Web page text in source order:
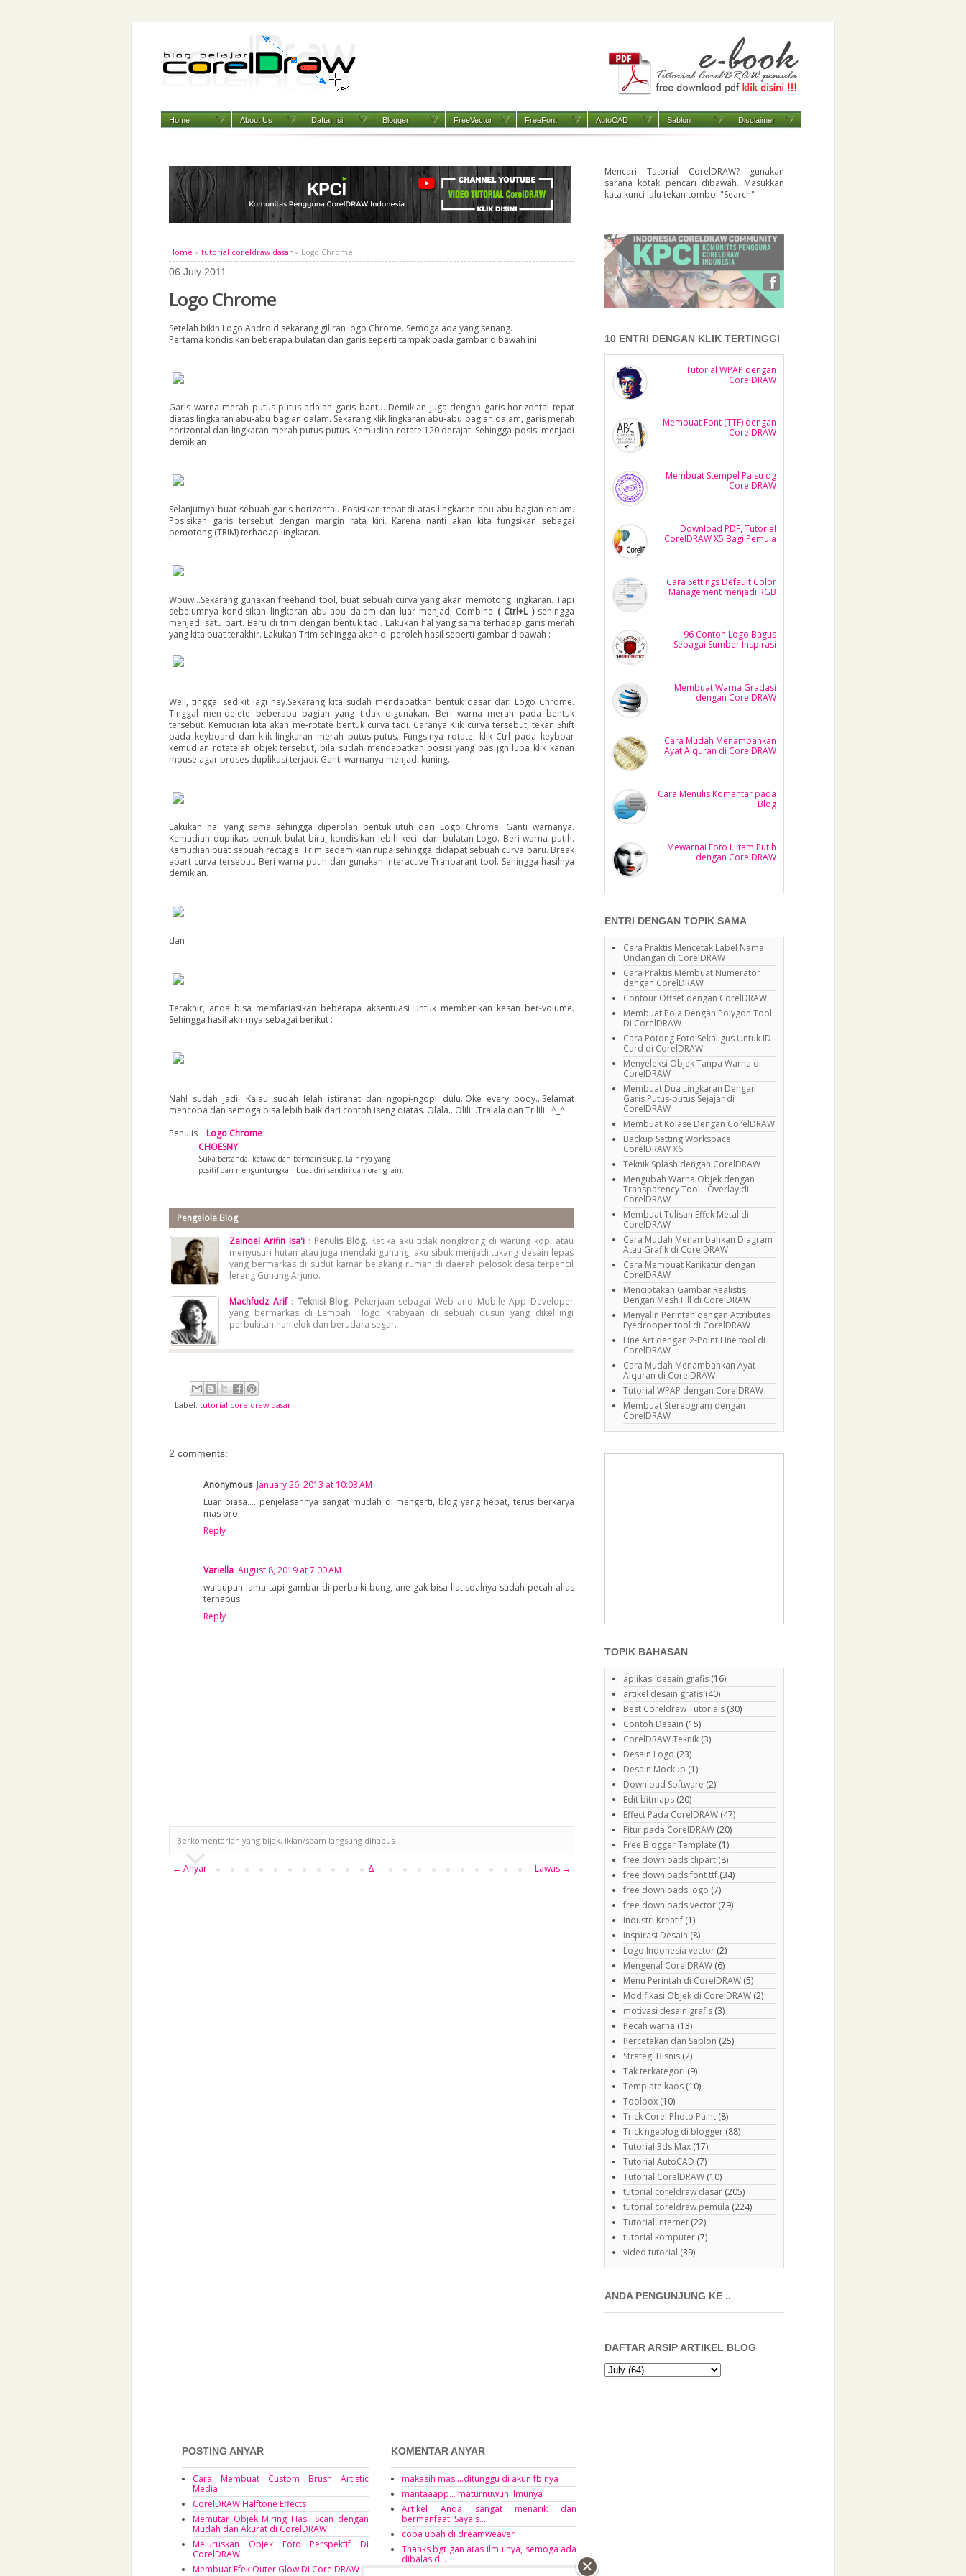
Home About Us Daftar Isi Blogger FreeVector FreeFont AutoCAD Sablon Disclaimer
Home » tutorial coreldraw dasar » Logo Chrome
06 July 2011
Logo Chrome
Setelah bikin Logo Android sekarang giliran logo Chrome. Semoga ada yang senang.
Pertama kondisikan beberapa bulatan dan garis seperti tampak pada gambar dibawah ini
Garis warna merah putus-putus adalah garis bantu. Demikian juga dengan garis horizontal tepat
diatas lingkaran abu-abu bagian dalam. Sekarang klik lingkaran abu-abu bagian dalam, garis merah
horizontal dan lingkaran merah putus-putus. Kemudian rotate 120 derajat. Sehingga posisi menjadi
demikian
Selanjutnya buat sebuah garis horizontal. Posisikan tepat di atas lingkaran abu-abu bagian dalam.
Posisikan garis tersebut dengan margin rata kiri. Karena nanti akan kita fungsikan sebagai
pemotong (TRIM) terhadap lingkaran.
Wouw...Sekarang gunakan freehand tool, buat sebuah curva yang akan memotong lingkaran. Tapi
sebelumnya kondisikan lingkaran abu-abu dalam dan luar menjadi Combine ( Ctrl+L ) sehingga
menjadi satu part. Baru di trim dengan bentuk tadi. Lakukan hal yang sama terhadap garis merah
yang kita buat terakhir. Lakukan Trim sehingga akan di peroleh hasil seperti gambar dibawah :
Well, tinggal sedikit lagi ney.Sekarang kita sudah mendapatkan bentuk dasar dari Logo Chrome.
Tinggal men-delete beberapa bagian yang tidak digunakan. Beri warna merah pada bentuk
tersebut. Kemudian kita akan me-rotate bentuk curva tadi. Caranya Klik curva tersebut, tekan Shift
pada keyboard dan klik lingkaran merah putus-putus. Fungsinya rotate, klik Ctrl pada keyboar
kemudian rotatelah objek tersebut, bila sudah mendapatkan posisi yang pas jgn lupa klik kanan
mouse agar proses duplikasi terjadi. Ganti warnanya menjadi kuning.
Lakukan hal yang sama sehingga diperolah bentuk utuh dari Logo Chrome. Ganti warnanya.
Kemudian duplikasi bentuk bulat biru, kondisikan lebih kecil dari bulatan Logo. Beri warna putih.
Kemudian buat sebuah rectagle. Trim sedemikian rupa sehingga didapat sebuah curva baru. Break
apart curva tersebut. Beri warna putih dan gunakan Interactive Tranparant tool. Sehingga hasilnya
demikian.
dan
Terakhir, anda bisa memfariasikan beberapa aksentuasi untuk memberikan kesan ber-volume.
Sehingga hasil akhirnya sebagai berikut :
Nah! sudah jadi. Kalau sudah lelah istirahat dan ngopi-ngopi dulu..Oke every body...Selamat
mencoba dan semoga bisa lebih baik dari contoh iseng diatas. Olala...Olili...Tralala dan Trilili.. ^_^
Penulis : Logo Chrome
CHOESNY
Suka bercanda, ketawa dan bermain sulap. Lainnya yang
positif dan menguntungkan buat diri sendiri dan orang lain.
Pengelola Blog
Zainoel Arifin Isa'i : Penulis Blog. Ketika aku tidak nongkrong di warung kopi atau
menyusuri hutan atau juga mendaki gunung, aku sibuk menjadi tukang desain lepas
yang bermarkas di sudut kamar belakang rumah di daerah pelosok desa terpencil
lereng Gunung Arjuno.
Machfudz Arif : Teknisi Blog. Pekerjaan sebagai Web and Mobile App Developer
yang bermarkas di Lembah Tlogo Krabyaan di sebuah dusun yang dikelilingi
perbukitan nan elok dan berudara segar.
Label: tutorial coreldraw dasar
2 comments:
Anonymous January 26, 2013 at 10:03 AM
Luar biasa.... penjelasannya sangat mudah di mengerti, blog yang hebat, terus berkarya
mas bro
Reply
Variella August 8, 2019 at 7:00 AM
walaupun lama tapi gambar di perbaiki bung, ane gak bisa liat soalnya sudah pecah alias
terhapus.
Reply
Berkomentarlah yang bijak, iklan/spam langsung dihapus
← Anyar Lawas →
Δ
Mencari Tutorial CorelDRAW? gunakan
sarana kotak pencari dibawah. Masukkan
kata kunci lalu tekan tombol "Search"
10 ENTRI DENGAN KLIK TERTINGGI
Tutorial WPAP dengan
CorelDRAW
Membuat Font (TTF) dengan
CorelDRAW
Membuat Stempel Palsu dg
CorelDRAW
Download PDF, Tutorial
CorelDRAW X5 Bagi Pemula
Cara Settings Default Color
Management menjadi RGB
96 Contoh Logo Bagus
Sebagai Sumber Inspirasi
Membuat Warna Gradasi
dengan CorelDRAW
Cara Mudah Menambahkan
Ayat Alquran di CorelDRAW
Cara Menulis Komentar pada
Blog
Mewarnai Foto Hitam Putih
dengan CorelDRAW
ENTRI DENGAN TOPIK SAMA
Cara Praktis Mencetak Label Nama
Undangan di CorelDRAW
Cara Praktis Membuat Numerator
dengan CorelDRAW
Contour Offset dengan CorelDRAW
Membuat Pola Dengan Polygon Tool
Di CorelDRAW
Cara Potong Foto Sekaligus Untuk ID
Card di CorelDRAW
Menyeleksi Objek Tanpa Warna di
CorelDRAW
Membuat Dua Lingkaran Dengan
Garis Putus-putus Sejajar di
CorelDRAW
Membuat Kolase Dengan CorelDRAW
Backup Setting Workspace
CorelDRAW X6
Teknik Splash dengan CorelDRAW
Mengubah Warna Objek dengan
Transparency Tool - Overlay di
CorelDRAW
Membuat Tulisan Effek Metal di
CorelDRAW
Cara Mudah Menambahkan Diagram
Atau Grafik di CorelDRAW
Cara Membuat Karikatur dengan
CorelDRAW
Menciptakan Gambar Realistis
Dengan Mesh Fill di CorelDRAW
Menyalin Perintah dengan Attributes
Eyedropper tool di CorelDRAW
Line Art dengan 2-Point Line tool di
CorelDRAW
Cara Mudah Menambahkan Ayat
Alquran di CorelDRAW
Tutorial WPAP dengan CorelDRAW
Membuat Stereogram dengan
CorelDRAW
TOPIK BAHASAN
aplikasi desain grafis (16)
artikel desain grafis (40)
Best Coreldraw Tutorials (30)
Contoh Desain (15)
CorelDRAW Teknik (3)
Desain Logo (23)
Desain Mockup (1)
Download Software (2)
Edit bitmaps (20)
Effect Pada CorelDRAW (47)
Fitur pada CorelDRAW (20)
Free Blogger Template (1)
free downloads clipart (8)
free downloads font ttf (34)
free downloads logo (7)
free downloads vector (79)
Industri Kreatif (1)
Inspirasi Desain (8)
Logo Indonesia vector (2)
Mengenal CorelDRAW (6)
Menu Perintah di CorelDRAW (5)
Modifikasi Objek di CorelDRAW (2)
motivasi desain grafis (3)
Pecah warna (13)
Percetakan dan Sablon (25)
Strategi Bisnis (2)
Tak terkategori (9)
Template kaos (10)
Toolbox (10)
Trick Corel Photo Paint (8)
Trick ngeblog di blogger (88)
Tutorial 3ds Max (17)
Tutorial AutoCAD (7)
Tutorial CorelDRAW (10)
tutorial coreldraw dasar (205)
tutorial coreldraw pemula (224)
Tutorial Internet (22)
tutorial komputer (7)
video tutorial (39)
ANDA PENGUNJUNG KE ..
DAFTAR ARSIP ARTIKEL BLOG
POSTING ANYAR
Cara Membuat Custom Brush Artistic
Media
CorelDRAW Halftone Effects
Memutar Objek Miring Hasil Scan dengan
Mudah dan Akurat di CorelDRAW
Meluruskan Objek Foto Perspektif Di
CorelDRAW
Membuat Efek Outer Glow Di CorelDRAW
KOMENTAR ANYAR
makasih mas....ditunggu di akun fb nya
mantaaapp... maturnuwun ilmunya
Artikel Anda sangat menarik dan
bermanfaat. Saya s...
coba ubah di dreamweaver
Thanks bgt gan atas ilmu nya, semoga ada
dibalas d...
×